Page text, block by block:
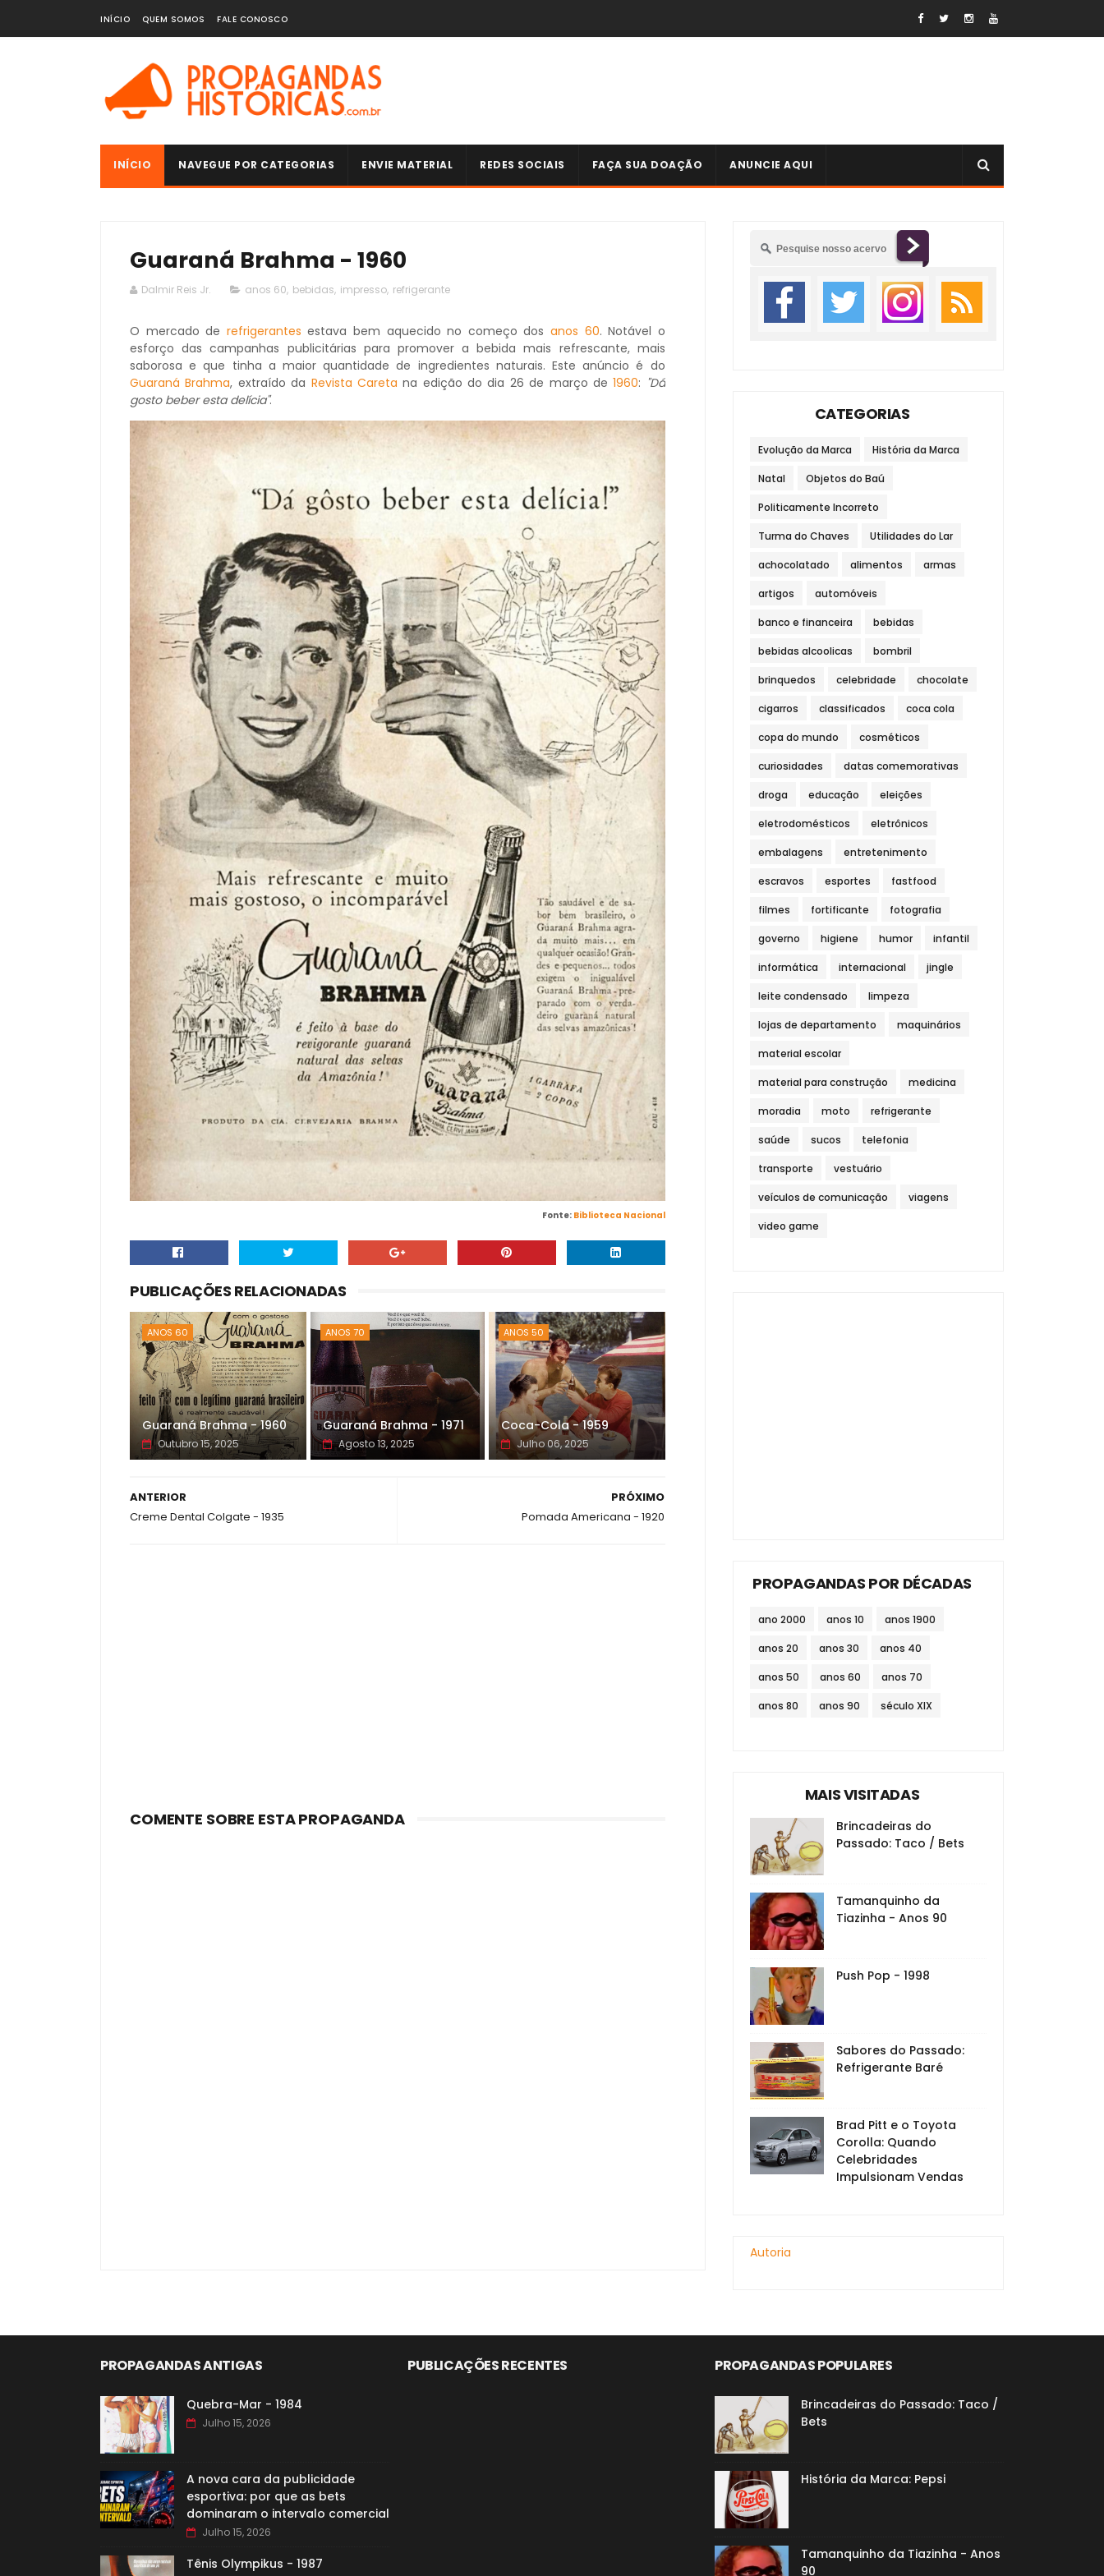
INÍCIO QUEM SOMOS FALE CONOSCO
INÍCIO NAVEGUE POR CATEGORIAS ENVIE MATERIAL REDES SOCIAIS FAÇA SUA DOAÇÃO ANUNCIE AQUI
Guaraná Brahma - 1960
Dalmir Reis Jr. anos 60, bebidas, impresso, refrigerante
O mercado de refrigerantes estava bem aquecido no começo dos anos 60. Notável o
esforço das campanhas publicitárias para promover a bebida mais refrescante, mais
saborosa e que tinha a maior quantidade de ingredientes naturais. Este anúncio é do
Guaraná Brahma, extraído da Revista Careta na edição do dia 26 de março de1960: "Dá
gosto beber esta delícia".
Fonte: Biblioteca Nacional
PUBLICAÇÕES RELACIONADAS
ANOS 60
Guaraná Brahma - 1960
Outubro 15, 2025
ANOS 70
Guaraná Brahma - 1971
Agosto 13, 2025
ANOS 50
Coca-Cola - 1959
Julho 06, 2025
PRÓXIMO
Pomada Americana - 1920
ANTERIOR
Creme Dental Colgate - 1935
COMENTE SOBRE ESTA PROPAGANDA
CATEGORIAS
Evolução da Marca História da Marca
Natal Objetos do Baú
Politicamente Incorreto
Turma do Chaves Utilidades do Lar
achocolatado alimentos armas
artigos automóveis
banco e financeira bebidas
bebidas alcoolicas bombril
brinquedos celebridade chocolate
cigarros classificados coca cola
copa do mundo cosméticos
curiosidades datas comemorativas
droga educação eleições
eletrodomésticos eletrônicos
embalagens entretenimento
escravos esportes fastfood
filmes fortificante fotografia
governo higiene humor infantil
informática internacional jingle
leite condensado limpeza
lojas de departamento maquinários
material escolar
material para construção medicina
moradia moto refrigerante
saúde sucos telefonia
transporte vestuário
veículos de comunicação viagens
video game
PROPAGANDAS POR DÉCADAS
ano 2000 anos 10 anos 1900
anos 20 anos 30 anos 40
anos 50 anos 60 anos 70
anos 80 anos 90 século XIX
MAIS VISITADAS
Brincadeiras do
Passado: Taco / Bets
Tamanquinho da
Tiazinha - Anos 90
Push Pop - 1998
Sabores do Passado:
Refrigerante Baré
Brad Pitt e o Toyota
Corolla: Quando
Celebridades
Impulsionam Vendas
Autoria
PROPAGANDAS ANTIGAS
Quebra-Mar - 1984
Julho 15, 2026
A nova cara da publicidade
esportiva: por que as bets
dominaram o intervalo comercial
Julho 15, 2026
Tênis Olympikus - 1987
PUBLICAÇÕES RECENTES PROPAGANDAS POPULARES
Brincadeiras do Passado: Taco /
Bets
História da Marca: Pepsi
Tamanquinho da Tiazinha - Anos
90